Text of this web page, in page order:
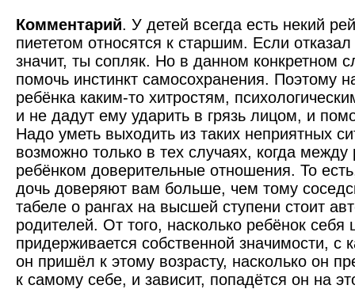
Комментарий. У детей всегда есть некий
пиететом относятся к старшим. Если
значит, ты сопляк. Но в данном конкретном
помочь инстинкт самосохранения. Поэтому
ребёнка каким-то хитростям,
и не дадут ему ударить в грязь лицом, и
Надо уметь выходить из таких неприятных
возможно только в тех случаях, когда
ребёнком доверительные отношения. То
дочь доверяют вам больше, чем тому
табеле о рангах на высшей ступени стоит
родителей. От того, насколько ребёнок себя
придерживается собственной значимости, с
он пришёл к этому возрасту, насколько он
к самому себе, и зависит, попадётся он на